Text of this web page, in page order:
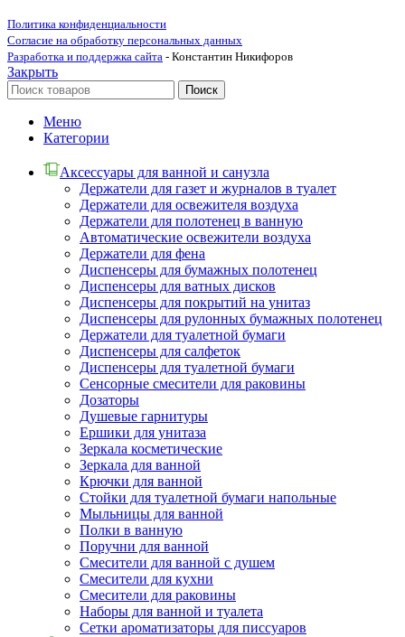
Политика конфиденциальности
Согласие на обработку персональных данных
Разработка и поддержка сайта - Константин Никифоров
Закрыть
Поиск
Меню
Категории
Аксессуары для ванной и санузла
Держатели для газет и журналов в туалет
Держатели для освежителя воздуха
Держатели для полотенец в ванную
Автоматические освежители воздуха
Держатели для фена
Диспенсеры для бумажных полотенец
Диспенсеры для ватных дисков
Диспенсеры для покрытий на унитаз
Диспенсеры для рулонных бумажных полотенец
Держатели для туалетной бумаги
Диспенсеры для салфеток
Диспенсеры для туалетной бумаги
Сенсорные смесители для раковины
Дозаторы
Душевые гарнитуры
Ершики для унитаза
Зеркала косметические
Зеркала для ванной
Крючки для ванной
Стойки для туалетной бумаги напольные
Мыльницы для ванной
Полки в ванную
Поручни для ванной
Смесители для ванной с душем
Смесители для кухни
Смесители для раковины
Наборы для ванной и туалета
Сетки ароматизаторы для писсуаров